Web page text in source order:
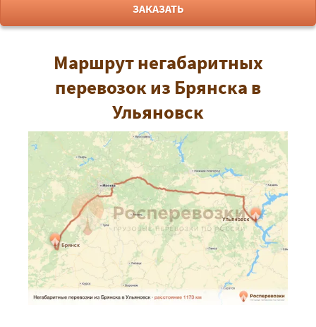
ЗАКАЗАТЬ
Маршрут негабаритных
перевозок из Брянска в
Ульяновск